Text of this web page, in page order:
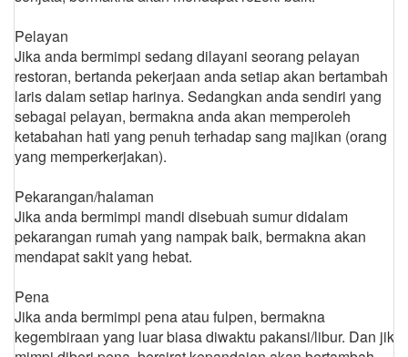
Pelayan
Jika anda bermimpi sedang dilayani seorang pelayan
restoran, bertanda pekerjaan anda setiap akan bertambah
laris dalam setiap harinya. Sedangkan anda sendiri yang
sebagai pelayan, bermakna anda akan memperoleh
ketabahan hati yang penuh terhadap sang majikan (orang
yang memperkerjakan).
Pekarangan/halaman
Jika anda bermimpi mandi disebuah sumur didalam
pekarangan rumah yang nampak baik, bermakna akan
mendapat sakit yang hebat.
Pena
Jika anda bermimpi pena atau fulpen, bermakna
kegembiraan yang luar biasa diwaktu pakansi/libur. Dan jika